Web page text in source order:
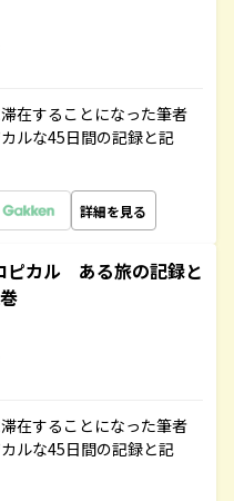
在することになった筆者
ルな45日間の記録と記
詳細を見る
ピカル ある旅の記録と
在することになった筆者
ルな45日間の記録と記